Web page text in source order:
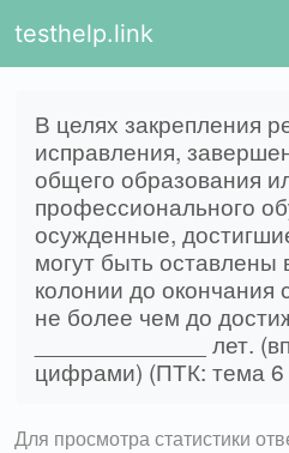
testhelp.link
В целях закрепления
исправления,
общего образования
профессионального
осужденные,
могут быть оставлены
колонии до окончания
не более чем до
_____________ лет.
цифрами) (ПТК: тема 6
Для просмотра статистики